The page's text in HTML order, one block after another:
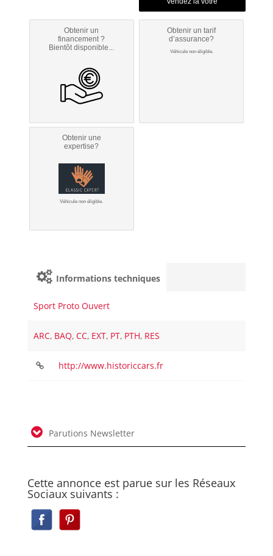
Obtenir un
financement ?
Bientôt disponible...
Obtenir un tarif
d’assurance?
Véhicule non éligible.
Obtenir une
expertise?
Véhicule non éligible.
Informations techniques
Sport Proto Ouvert
ARC, BAQ, CC, EXT, PT, PTH, RES
http://www.historiccars.fr
Parutions Newsletter
Cette annonce est parue sur les Réseaux
Sociaux suivants :